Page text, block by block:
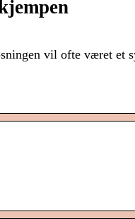
vil ofte været et